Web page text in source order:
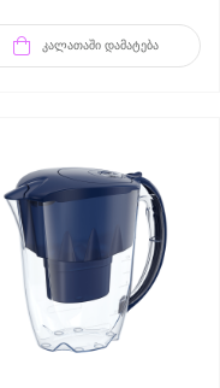
ᲙᲐᲚᲐᲗᲐᲨᲘ ᲓᲐᲛᲐᲢᲔᲑᲐ